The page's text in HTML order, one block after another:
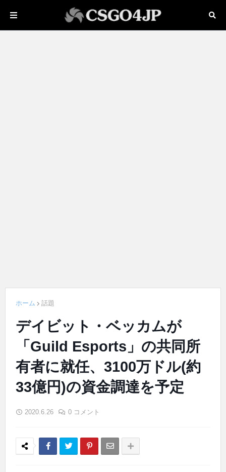
ホーム 話題
デイビット・ベッカムが
「Guild Esports」の共同所
有者に就任、3100万ドル(約
33億円)の資金調達を予定
2020.6.26 0 コメント